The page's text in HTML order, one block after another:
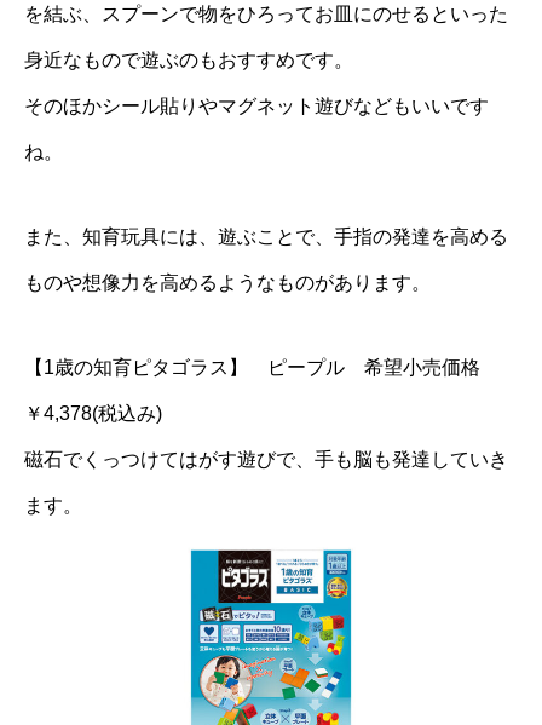
を結ぶ、スプーンで物をひろってお皿にのせるといった
身近なもので遊ぶのもおすすめです。
そのほかシール貼りやマグネット遊びなどもいいです
ね。
また、知育玩具には、遊ぶことで、手指の発達を高める
ものや想像力を高めるようなものがあります。
【1歳の知育ピタゴラス】 ピープル 希望小売価格
￥4,378(税込み)
磁石でくっつけてはがす遊びで、手も脳も発達していき
ます。